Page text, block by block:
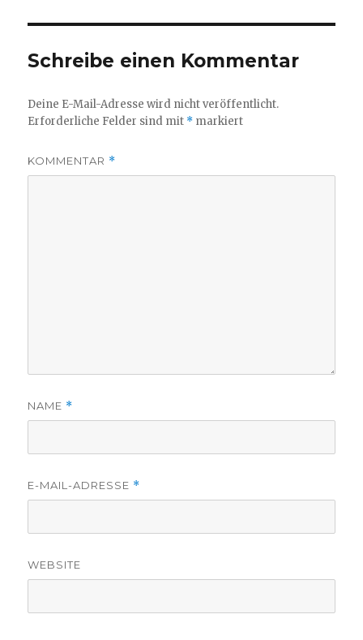
Schreibe einen Kommentar
Deine E-Mail-Adresse wird nicht veröffentlicht.
Erforderliche Felder sind mit * markiert
KOMMENTAR *
NAME *
E-MAIL-ADRESSE *
WEBSITE